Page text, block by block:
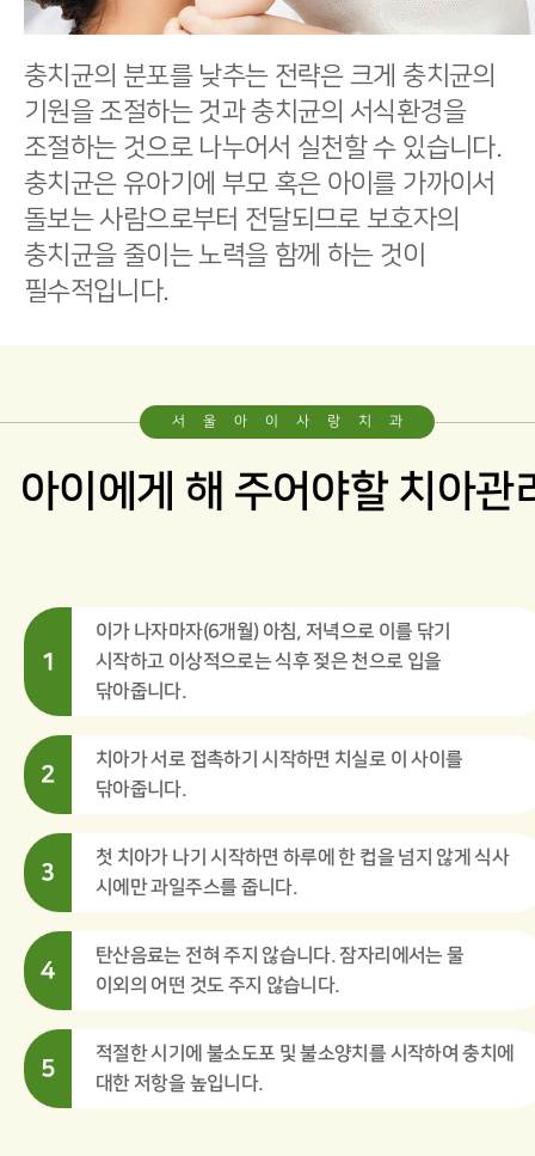
영구치 레진
영구치 보철
교정
청소년교정
기타진료
외상
특수아동진료
충치균의 분포를 낮추는 전략은 크게 충치균의
기원을 조절하는 것과 충치균의 서식환경을
조절하는 것으로 나누어서 실천할 수 있습니다.
충치균은 유아기에 부모 혹은 아이를 가까이서
돌보는 사람으로부터 전달되므로 보호자의
충치균을 줄이는 노력을 함께 하는 것이
필수적입니다.
서울아이사랑치과
아이에게 해 주어야할 치아관
1
이가 나자마자(6개월) 아침, 저녁으로 이를 닦기
시작하고 이상적으로는 식후 젖은 천으로 입을
닦아줍니다.
2
치아가 서로 접촉하기 시작하면 치실로 이 사이를
닦아줍니다.
3
첫 치아가 나기 시작하면 하루에 한 컵을 넘지 않게 식사
시에만 과일주스를 줍니다.
4
탄산음료는 전혀 주지 않습니다. 잠자리에서는 물
이외의 어떤 것도 주지 않습니다.
5
적절한 시기에 불소도포 및 불소양치를 시작하여 충치에
대한 저항을 높입니다.